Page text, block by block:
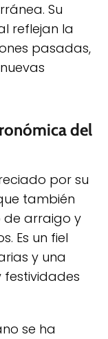
Su
reflejan la
pasadas,
del
por su
también
de arraigo y
Es un fiel
y una
festividades
se ha